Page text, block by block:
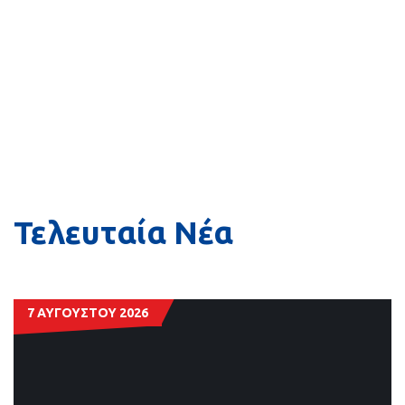
Ο Γ.Σ. Περιστερίου και η Athlos Sport ενώνουν τις
Τελευταία Νέα
7 ΑΥΓΟΥΣΤΟΥ 2026